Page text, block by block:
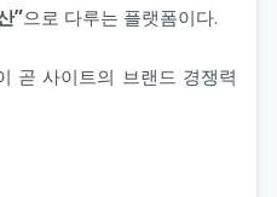
”으로 다루는 플랫폼이다.
곧 사이트의 브랜드 경쟁력